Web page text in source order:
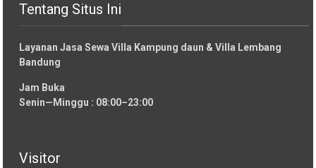
Tentang Situs Ini
Layanan Jasa Sewa Villa Kampung daun & Villa Lembang
Bandung
Jam Buka
Senin—Minggu : 08:00–23:00
Visitor